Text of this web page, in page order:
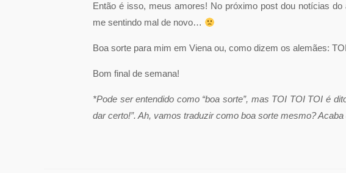
Então é isso, meus amores! No próximo post dou notícias
me sentindo mal de novo…
Boa sorte para mim em Viena ou, como dizem os alemães:
Bom final de semana!
*Pode ser entendido como “boa sorte”, mas TOI TOI TOI é
dar certo!”. Ah, vamos traduzir como boa sorte mesmo?